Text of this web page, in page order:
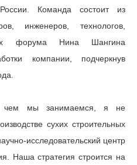
Команда состоит из
инженеров, технологов,
форума Нина Шангина
компании, подчеркнув
чем мы занимаемся, я не
сухих строительных
исследовательский центр
Наша стратегия строится на